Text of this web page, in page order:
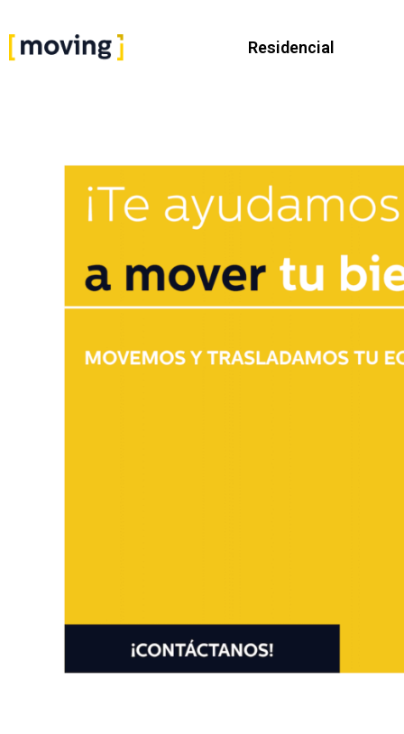
Residencial